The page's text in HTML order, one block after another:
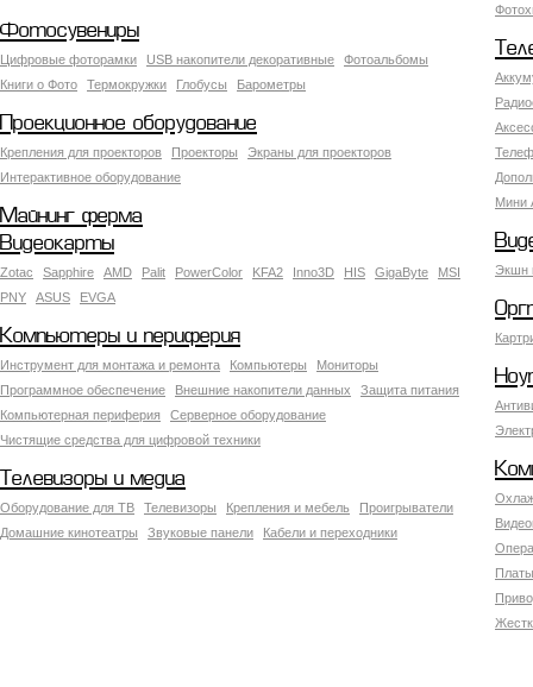
Фотосувениры
Цифровые фоторамки USB накопители декоративные
Фотоальбомы
Книги о Фото
Термокружки Глобусы Барометры
Мини
Проекционное оборудование
Крепления для проекторов Проекторы
Экраны для проекторов
Интерактивное оборудование
Майнинг ферма
Экшн
Видеокарты
Zotac Sapphire AMD Palit PowerColor KFA2 Inno3D HIS GigaByte
MSI
PNY
ASUS EVGA
Компьютеры и периферия
Инструмент для монтажа и ремонта Компьютеры
Мониторы
Программное обеспечение
Внешние накопители данных
Защита питания
Компьютерная периферия
Серверное оборудование
Чистящие средства для цифровой техники
Телевизоры и медиа
Оборудование для ТВ Телевизоры Крепления и мебель
Проигрыватели
Домашние кинотеатры
Звуковые панели Кабели и переходники